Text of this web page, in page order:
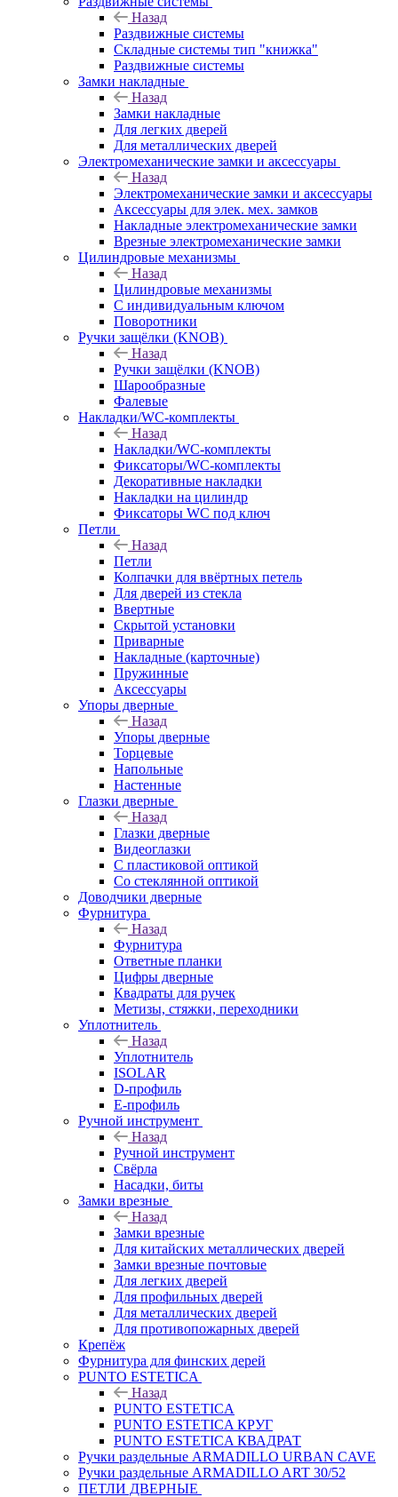
Назад
Раздвижные системы
Складные системы тип "книжка"
Раздвижные системы
Замки накладные
Назад
Замки накладные
Для легких дверей
Для металлических дверей
Электромеханические замки и аксессуары
Назад
Электромеханические замки и аксессуары
Аксессуары для элек. мех. замков
Накладные электромеханические замки
Врезные электромеханические замки
Цилиндровые механизмы
Назад
Цилиндровые механизмы
С индивидуальным ключом
Поворотники
Ручки защёлки (KNOB)
Назад
Ручки защёлки (KNOB)
Шарообразные
Фалевые
Накладки/WC-комплекты
Назад
Накладки/WC-комплекты
Фиксаторы/WC-комплекты
Декоративные накладки
Накладки на цилиндр
Фиксаторы WC под ключ
Петли
Назад
Петли
Колпачки для ввёртных петель
Для дверей из стекла
Ввертные
Скрытой установки
Приварные
Накладные (карточные)
Пружинные
Аксессуары
Упоры дверные
Назад
Упоры дверные
Торцевые
Напольные
Настенные
Глазки дверные
Назад
Глазки дверные
Видеоглазки
С пластиковой оптикой
Со стеклянной оптикой
Доводчики дверные
Фурнитура
Назад
Фурнитура
Ответные планки
Цифры дверные
Квадраты для ручек
Метизы, стяжки, переходники
Уплотнитель
Назад
Уплотнитель
ISOLAR
D-профиль
Е-профиль
Ручной инструмент
Назад
Ручной инструмент
Свёрла
Насадки, биты
Замки врезные
Назад
Замки врезные
Для китайских металлических дверей
Замки врезные почтовые
Для легких дверей
Для профильных дверей
Для металлических дверей
Для противопожарных дверей
Крепёж
Фурнитура для финских дерей
PUNTO ESTETICA
Назад
PUNTO ESTETICA
PUNTO ESTETICA КРУГ
PUNTO ESTETICA КВАДРАТ
Ручки раздельные ARMADILLO URBAN CAVE
Ручки раздельные ARMADILLO ART 30/52
ПЕТЛИ ДВЕРНЫЕ